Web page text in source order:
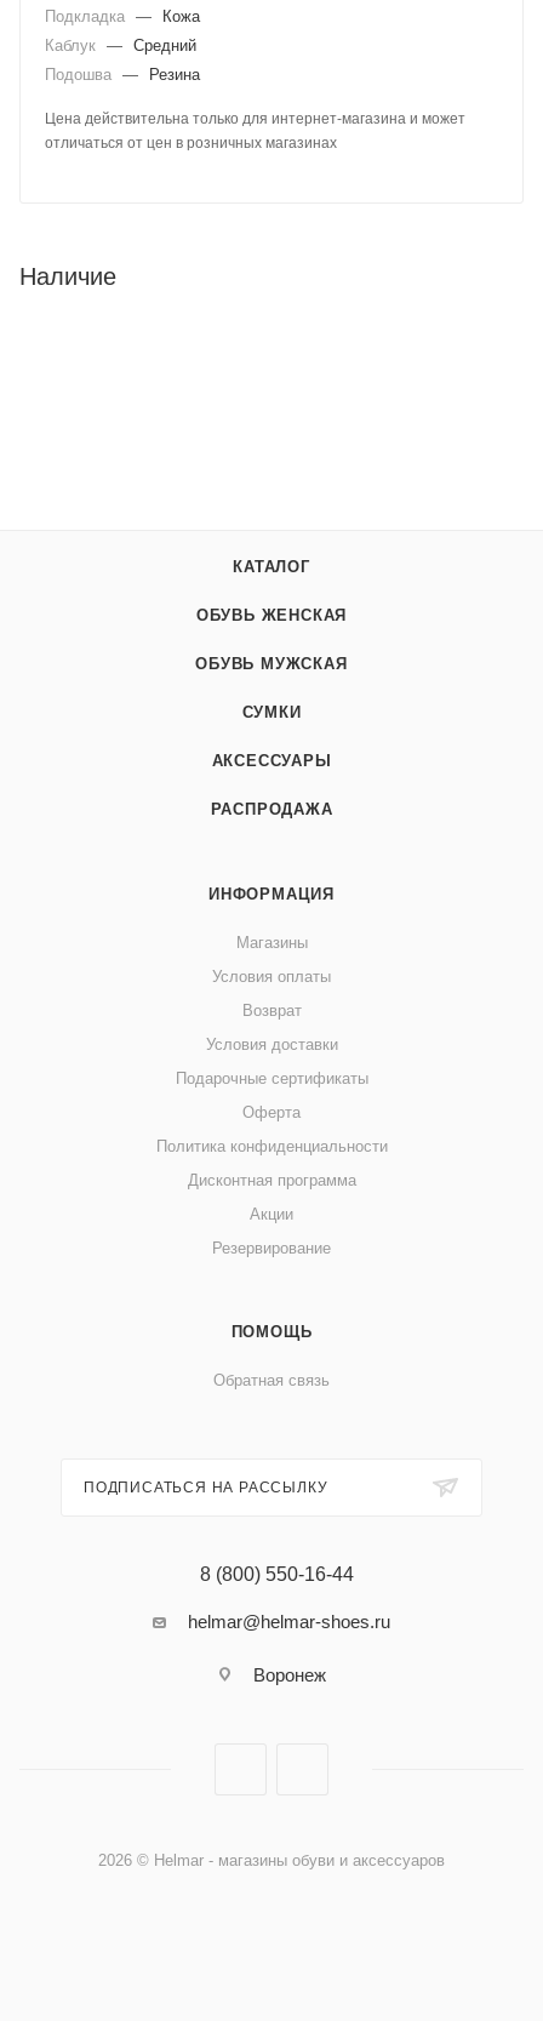
Подкладка —
Кожа
Каблук — Средний
Подошва — Резина
Цена действительна только для интернет-магазина и может
отличаться от цен в розничных магазинах
Наличие
КАТАЛОГ
ОБУВЬ ЖЕНСКАЯ
ОБУВЬ МУЖСКАЯ
СУМКИ
АКСЕССУАРЫ
РАСПРОДАЖА
ИНФОРМАЦИЯ
Магазины
Условия оплаты
Возврат
Условия доставки
Подарочные сертификаты
Оферта
Политика конфиденциальности
Дисконтная программа
Акции
Резервирование
ПОМОЩЬ
Обратная связь
ПОДПИСАТЬСЯ НА РАССЫЛКУ
8 (800) 550-16-44
helmar@helmar-shoes.ru
Воронеж
2026 © Helmar - магазины обуви и аксессуаров